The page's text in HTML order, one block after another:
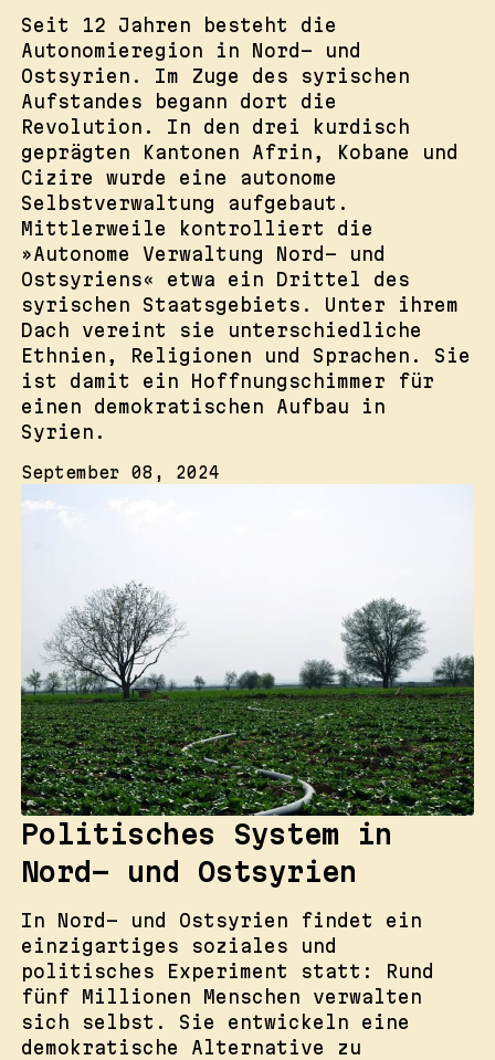
Seit 12 Jahren besteht die
Autonomieregion in Nord- und
Ostsyrien. Im Zuge des syrischen
Aufstandes begann dort die
Revolution. In den drei kurdisch
geprägten Kantonen Afrin, Kobane und
Cizire wurde eine autonome
Selbstverwaltung aufgebaut.
Mittlerweile kontrolliert die
»Autonome Verwaltung Nord- und
Ostsyriens« etwa ein Drittel des
syrischen Staatsgebiets. Unter ihrem
Dach vereint sie unterschiedliche
Ethnien, Religionen und Sprachen. Sie
ist damit ein Hoffnungschimmer für
einen demokratischen Aufbau in
Syrien.
September 08, 2024
Politisches System in
Nord- und Ostsyrien
In Nord- und Ostsyrien findet ein
einzigartiges soziales und
politisches Experiment statt: Rund
fünf Millionen Menschen verwalten
sich selbst. Sie entwickeln eine
demokratische Alternative zu